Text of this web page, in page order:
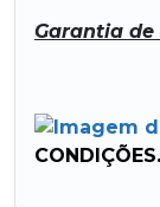
Garantia de
CONDIÇÕES.